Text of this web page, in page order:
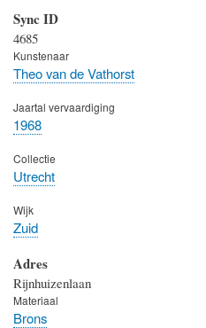
Sync ID
4685
Kunstenaar
Theo van de Vathorst
Jaartal vervaardiging
1968
Collectie
Utrecht
Wijk
Zuid
Adres
Rijnhuizenlaan
Materiaal
Brons